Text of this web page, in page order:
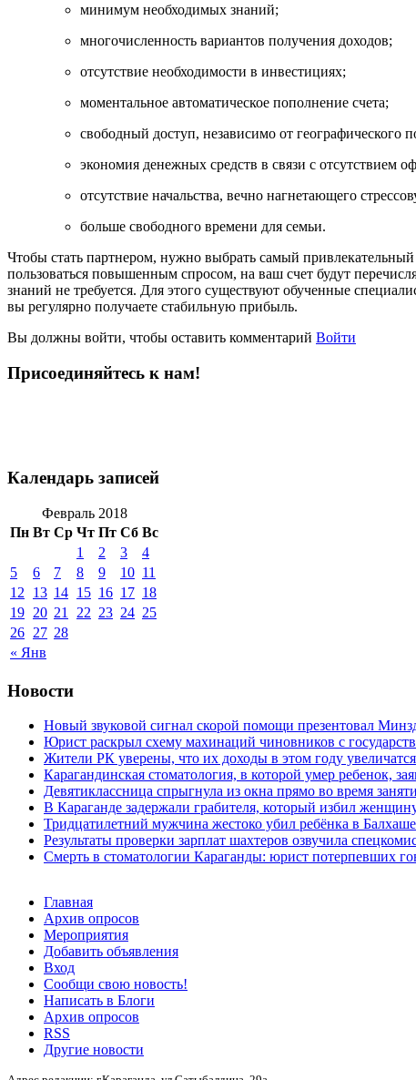
минимум необходимых знаний;
многочисленность вариантов получения доходов;
отсутствие необходимости в инвестициях;
моментальное автоматическое пополнение счета;
свободный доступ, независимо от географического
экономия денежных средств в связи с отсутствием
отсутствие начальства, вечно нагнетающего
больше свободного времени для семьи.
Чтобы стать партнером, нужно выбрать самый привлекательный
пользоваться повышенным спросом, на ваш счет будут
знаний не требуется. Для этого существуют обученные
вы регулярно получаете стабильную прибыль.
Вы должны войти, чтобы оставить комментарий Войти
Присоединяйтесь к нам!
Календарь записей
Февраль 2018
Пн Вт Ср Чт Пт Сб Вс
« Янв
1 2 3
4
5
6 7 8 9 10 11
12
13 14 15 16 17 18
19 20 21 22 23 24 25
26 27 28
Новости
Новый звуковой сигнал скорой помощи презентовал
Юрист раскрыл схему махинаций чиновников с
Жители РК уверены, что их доходы в этом году увеличатся
Карагандинская стоматология, в которой умер ребенок,
Девятиклассница спрыгнула из окна прямо во время
В Караганде задержали грабителя, который избил
Тридцатилетний мужчина жестоко убил ребёнка в Балхаше
Результаты проверки зарплат шахтеров озвучила
Смерть в стоматологии Караганды: юрист потерпевших
Главная
Архив опросов
Мероприятия
Добавить объявления
Вход
Сообщи свою новость!
Написать в Блоги
Архив опросов
RSS
Другие новости